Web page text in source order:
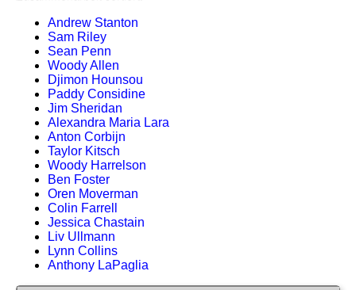
Andrew Stanton
Sam Riley
Sean Penn
Woody Allen
Djimon Hounsou
Paddy Considine
Jim Sheridan
Alexandra Maria Lara
Anton Corbijn
Taylor Kitsch
Woody Harrelson
Ben Foster
Oren Moverman
Colin Farrell
Jessica Chastain
Liv Ullmann
Lynn Collins
Anthony LaPaglia